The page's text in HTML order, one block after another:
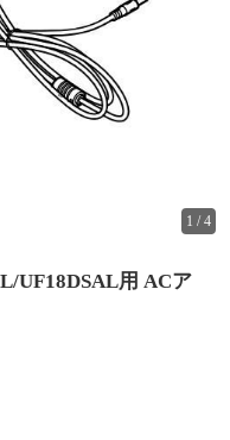
1 /4
UF18DSAL用 ACア